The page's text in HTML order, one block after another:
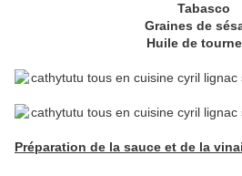
Tabasco
Graines de
Huile de
Préparation de la sauce et de la